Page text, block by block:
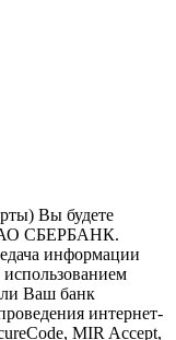
Вы будете
СБЕРБАНК.
информации
Ваш банк
интернет-
MIR Accept,